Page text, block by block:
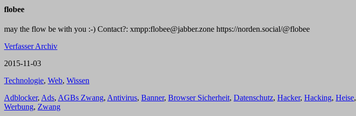
flobee
may the flow be with you :-) Contact?: xmpp:flobee@jabber.zone https://norden.social/@flobee
Verfasser Archiv
2015-11-03
Technologie, Web, Wissen
Adblocker, Ads, AGBs Zwang, Antivirus, Banner, Browser Sicherheit, Datenschutz, Hacker, Hacking, Heise,
Werbung, Zwang